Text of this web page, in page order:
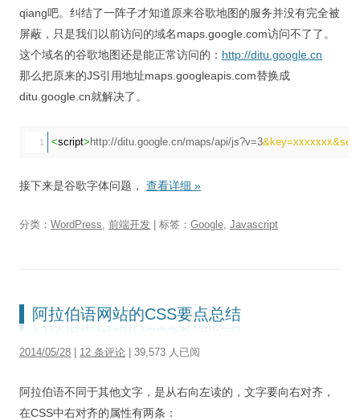
qiang吧。纠结了一阵子才知道原来谷歌地图的服务并没有完全被
屏蔽，只是我们以前访问的域名maps.google.com访问不了了。
这个域名的谷歌地图还是能正常访问的： http://ditu.google.cn
那么把原来的JS引用地址maps.googleapis.com替换成
ditu.google.cn就解决了。
<script> http://ditu.google.cn/maps/api/js?v=3
接下来是谷歌字体问题， 查看详细 »
分类： WordPress, 前端开发 | 标签： Google, Javascript
阿拉伯语网站的CSS要点总结
2014/05/28 | 12 条评论 | 39,573 人已阅
阿拉伯语不同于其他文字，是从右向左读的，文字要向右对齐，
在CSS中右对齐的属性有两条：